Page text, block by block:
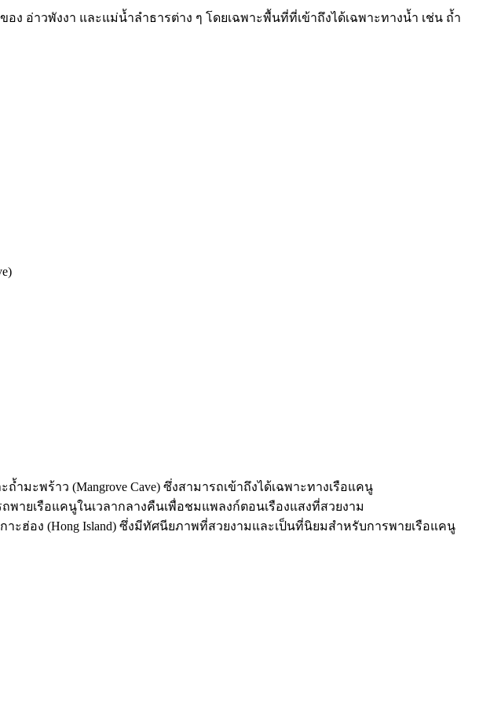
อ่าวพังงา และแม่น้ำลำธารต่าง ๆ โดยเฉพาะพื้นที่ที่เข้าถึงได้เฉพาะทางน้ำ เช่น ถ้ำ
มะพร้าว (Mangrove Cave) ซึ่งสามารถเข้าถึงได้เฉพาะทางเรือแคนู
ายเรือแคนูในเวลากลางคืนเพื่อชมแพลงก์ตอนเรืองแสงที่สวยงาม
กาะฮ่อง (Hong Island) ซึ่งมีทัศนียภาพที่สวยงามและเป็นที่นิยมสำหรับการพายเรือแคนู